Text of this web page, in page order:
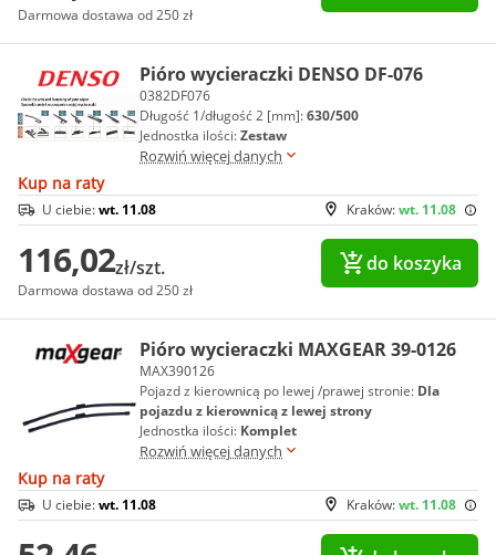
Darmowa dostawa od 250 zł
Pióro wycieraczki DENSO DF-076
0382DF076
Długość 1/długość 2 [mm]:630/500
Jednostka ilości:Zestaw
Rozwiń więcej danych
Kup na raty
Kraków:wt. 11.08
U ciebie:wt. 11.08
116,02zł/szt.
Darmowa dostawa od 250 zł
do koszyka
Pióro wycieraczki MAXGEAR 39-0126
MAX390126
Pojazd z kierownicą po lewej /prawej stronie: Dla
pojazdu z kierownicą z lewej strony
Jednostka ilości: Komplet
Rozwiń więcej danych
Kup na raty
Kraków:wt. 11.08
U ciebie:wt. 11.08